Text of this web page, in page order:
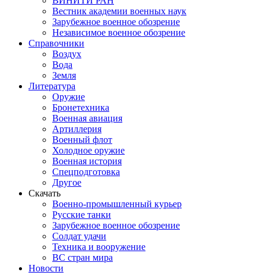
Вестник академии военных наук
Зарубежное военное обозрение
Независимое военное обозрение
Справочники
Воздух
Вода
Земля
Литература
Оружие
Бронетехника
Военная авиация
Артиллерия
Военный флот
Холодное оружие
Военная история
Спецподготовка
Другое
Скачать
Военно-промышленный курьер
Русские танки
Зарубежное военное обозрение
Солдат удачи
Техника и вооружение
ВС стран мира
Новости